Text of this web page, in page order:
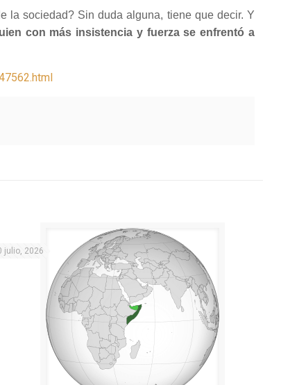
la sociedad? Sin duda alguna, tiene que decir. Y
con más insistencia y fuerza se enfrentó a
julio, 2026